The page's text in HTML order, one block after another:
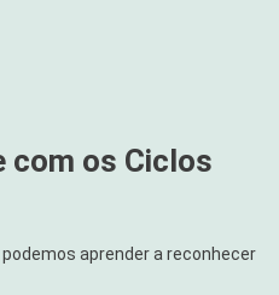
com os Ciclos
aprender a reconhecer